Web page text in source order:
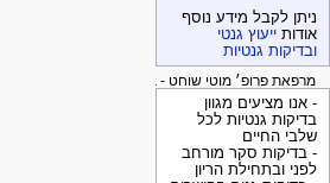
ניתן לקבל מידע נוסף
אודות ייעוץ גנטי
ובדיקות גנטיות
מרפאת פרופ׳ מוטי שוחט - בדיקות גנטיות
- אנו מציעים מגוון
בדיקות גנטיות לכל
שלבי החיים
- בדיקות סקר מורחב
לפני ובתחילת הריון